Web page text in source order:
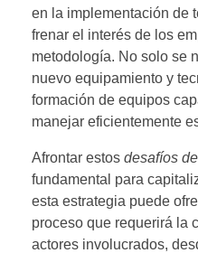
en la implementación de
frenar el interés de los
metodología. No solo se
nuevo equipamiento y
formación de equipos
manejar eficientemente
Afrontar estos desafíos
fundamental para
esta estrategia puede
proceso que requerirá la
actores involucrados,